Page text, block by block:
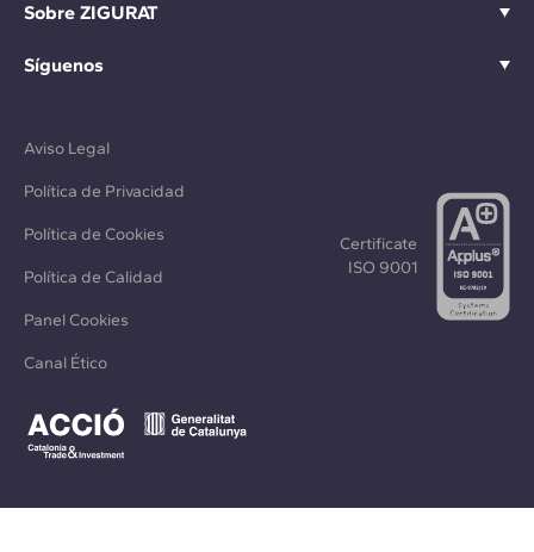
Sobre ZIGURAT
Síguenos
Aviso Legal
Política de Privacidad
Política de Cookies
Política de Calidad
Panel Cookies
Canal Ético
Certificate
ISO 9001